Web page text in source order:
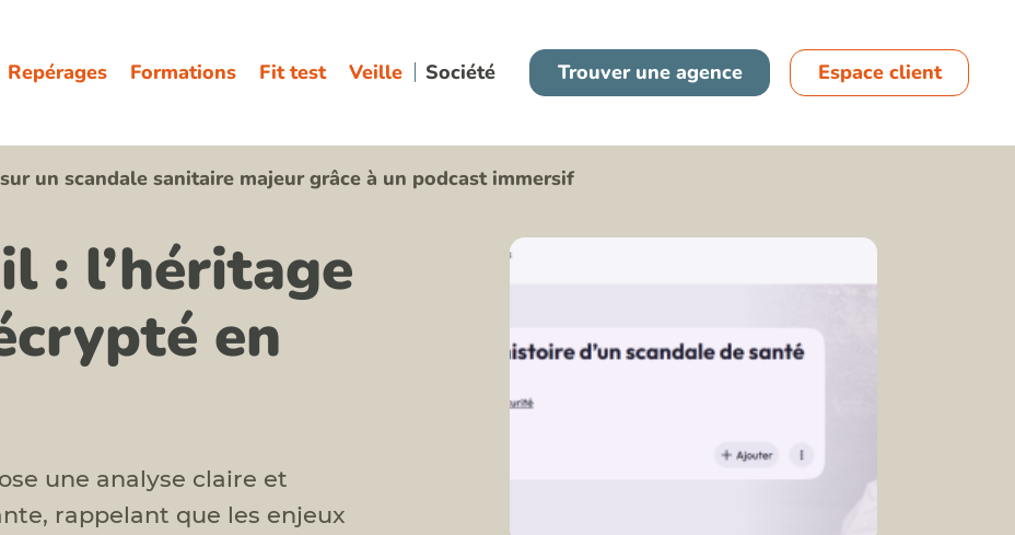
Repérages Formations Fit test Veille Société Trouver une agence
France
Espagne
Espace client
un scandale sanitaire majeur grâce à un podcast immersif
: l’héritage
en
une analyse claire et
rappelant que les enjeux